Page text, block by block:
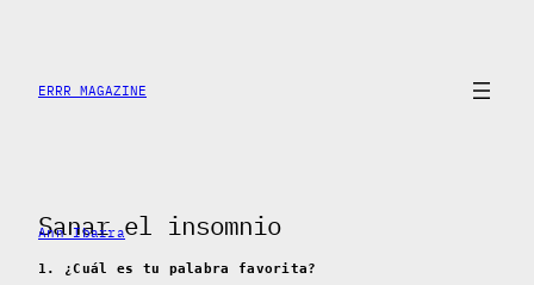
contenido
ERRR MAGAZINE
Sanar el insomnio
Ann Ibarra
1. ¿Cuál es tu palabra favorita?